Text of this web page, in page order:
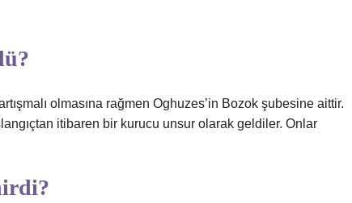
olmasına rağmen Oghuzes’in Bozok şubesine aittir.
itibaren bir kurucu unsur olarak geldiler. Onlar